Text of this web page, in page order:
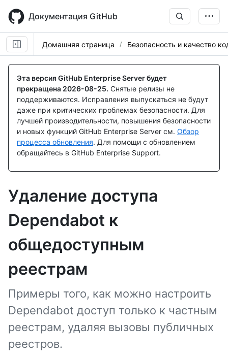
main
content
Документация GitHub
Домашняя страница Безопасность и качество
Эта версия GitHub Enterprise Server будет
прекращена 2026-08-25. Снятые релизы не
поддерживаются. Исправления выпускаться не будут
даже при критических проблемах безопасности. Для
лучшей производительности, повышения безопасности
и новых функций GitHub Enterprise Server см. Обзор
процесса обновления. Для помощи с обновлением
обращайтесь в GitHub Enterprise Support.
Удаление доступа
Dependabot к
общедоступным
реестрам
Примеры того, как можно настроить
Dependabot доступ только к частным
реестрам, удаляя вызовы публичных
реестров.